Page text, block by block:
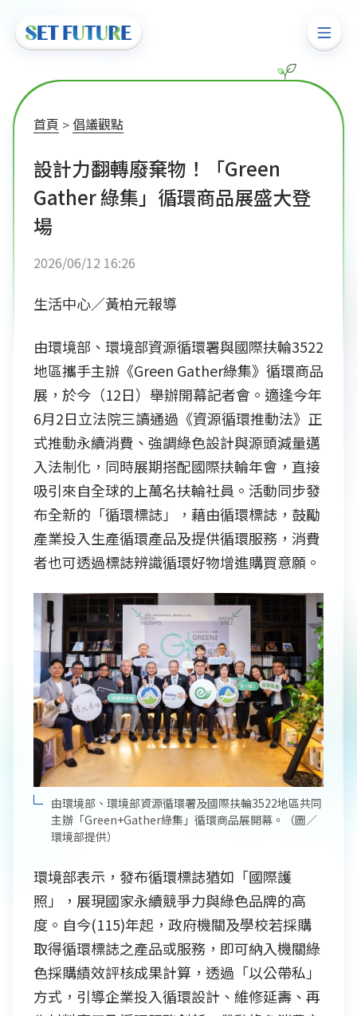
首頁 倡議觀點
設計力翻轉廢棄物！「Green
Gather 綠集」循環商品展盛大登
場
2026/06/12 16:26
生活中心／黃柏元報導
由環境部、環境部資源循環署與國際扶輪3522
地區攜手主辦《Green Gather綠集》循環商品
展，於今（12日）舉辦開幕記者會。適逢今年
6月2日立法院三讀通過《資源循環推動法》正
式推動永續消費、強調綠色設計與源頭減量邁
入法制化，同時展期搭配國際扶輪年會，直接
吸引來自全球的上萬名扶輪社員。活動同步發
布全新的「循環標誌」，藉由循環標誌，鼓勵
產業投入生產循環產品及提供循環服務，消費
者也可透過標誌辨識循環好物增進購買意願。
由環境部、環境部資源循環署及國際扶輪3522地區共同
主辦「Green+Gather綠集」循環商品展開幕。（圖／
環境部提供）
環境部表示，發布循環標誌猶如「國際護
照」，展現國家永續競爭力與綠色品牌的高
度。自今(115)年起，政府機關及學校若採購
取得循環標誌之產品或服務，即可納入機關綠
色採購績效評核成果計算，透過「以公帶私」
方式，引導企業投入循環設計、維修延壽、再